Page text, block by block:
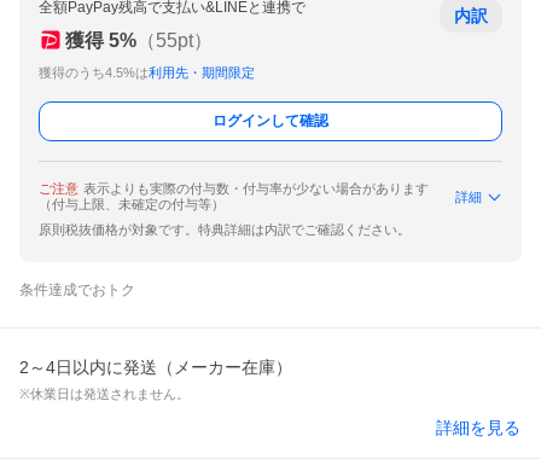
全額PayPay残高で支払い&LINEと連携で
獲得 5% （55pt）
獲得のうち4.5%は利用先・期間限定
内訳
ログインして確認
ご注意 表示よりも実際の付与数・付与率が少ない場合があります
（付与上限、未確定の付与等）
詳細
原則税抜価格が対象です。特典詳細は内訳でご確認ください。
条件達成でおトク
2～4日以内に発送（メーカー在庫）
※休業日は発送されません。
詳細を見る